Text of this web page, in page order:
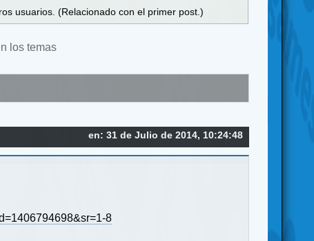
usuarios. (Relacionado con el primer post.)
los temas
en: 31 de Julio de 2014, 10:24:48
8